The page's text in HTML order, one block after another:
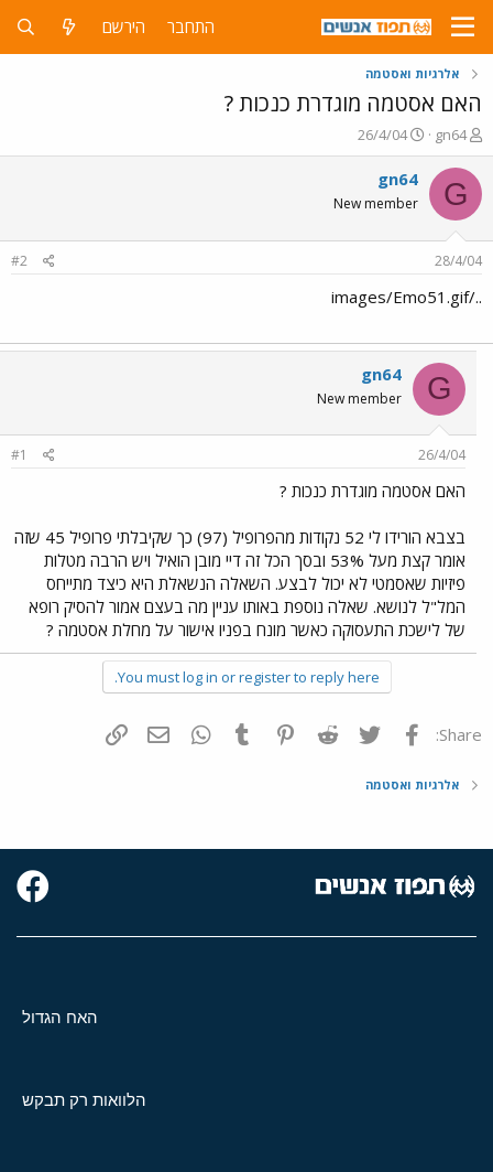
התחבר הירשם
אלרגיות ואסטמה
האם אסטמה מוגדרת כנכות ?
פ
ו
ת
ח
ה
ו
ש
א
gn64
פ
ו
ר
ם
ר
26/4/04
G
gn64
New member
28/4/04
#2
../images/Emo51.gif
G
gn64
New member
26/4/04
#1
האם אסטמה מוגדרת כנכות ?
בצבא הורידו לי 52 נקודות מהפרופיל (97) כך שקיבלתי פרופיל 45 שזה
אומר קצת מעל 53% ובסך הכל זה דיי מובן הואיל ויש הרבה מטלות
פיזיות שאסמטי לא יכול לבצע. השאלה הנשאלת היא כיצד מתייחס
המל"ל לנושא. שאלה נוספת באותו עניין מה בעצם אמור להסיק רופא
של לישכת התעסוקה כאשר מונח בפניו אישור על מחלת אסטמה ?
You must log in or register to reply here.
Share: פייסבוק Twitter
Reddit
Pinterest
Tumblr
WhatsAppדואר אלקטרוני
אלרגיות ואסטמה
האח הגדול
הלוואות רק תבקש